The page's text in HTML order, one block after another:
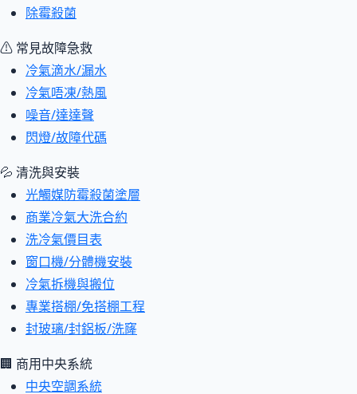
除霉殺菌
⚠ 常見故障急救
冷氣滴水/漏水
冷氣唔凍/熱風
噪音/達達聲
閃燈/故障代碼
💦 清洗與安裝
光觸媒防霉殺菌塗層
商業冷氣大洗合約
洗冷氣價目表
窗口機/分體機安裝
冷氣拆機與搬位
專業搭棚/免搭棚工程
封玻璃/封鋁板/洗窿
🏢 商用中央系統
中央空調系統